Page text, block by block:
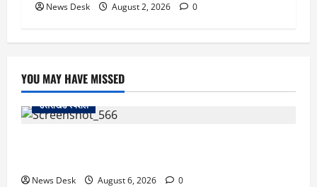
News Desk August 2, 2026 0
YOU MAY HAVE MISSED
उत्तराखंड स्पेशल
News Desk August 6, 2026
0